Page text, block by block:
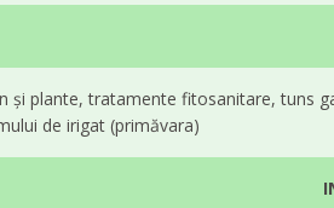
și plante, tratamente fitosanitare, tuns
de irigat (primăvara)